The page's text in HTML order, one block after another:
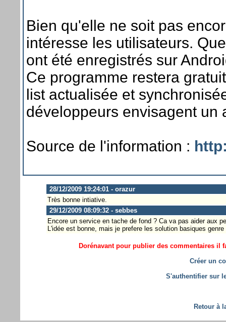
Bien qu'elle ne soit pas
intéresse les utilisateurs.
ont été enregistrés sur
Ce programme restera
list actualisée et
développeurs envisagent un
Source de l'information :
28/12/2009 19:24:01 - orazur
Très bonne intiative.
29/12/2009 08:09:32 - sebbes
Encore un service en tache de fond ? Ca va pas aider aux
L'idée est bonne, mais je prefere les solution basiques
Dorénavant pour publier des commentaires il
Créer un
S'authentifier sur
Retour à